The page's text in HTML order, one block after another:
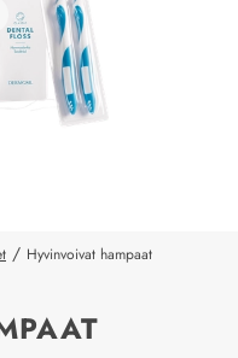
/ Hyvinvoivat hampaat